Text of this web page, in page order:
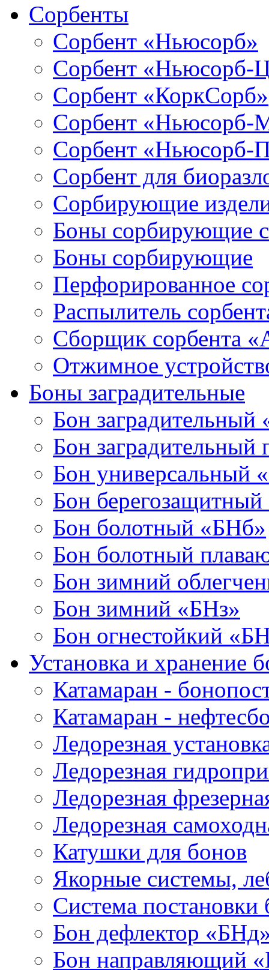
Сорбенты
Сорбент «Ньюсорб»
Сорбент «Ньюсорб-
Сорбент «КоркСорб»
Сорбент «Ньюсорб-
Сорбент «Ньюсорб-
Сорбент для
Сорбирующие
Боны сорбирующие
Боны сорбирующие
Перфорированное
Распылитель
Сборщик сорбента
Отжимное
Боны заградительные
Бон заградительный
Бон
Бон универсальный
Бон
Бон болотный «БНб»
Бон болотный
Бон зимний
Бон зимний «БНз»
Бон огнестойкий
Установка и хранение
Катамаран -
Катамаран -
Ледорезная
Ледорезная
Ледорезная
Ледорезная
Катушки для бонов
Якорные системы,
Система
Бон дефлектор
Бон направляющий